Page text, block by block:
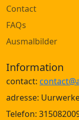
Contact
FAQs
Ausmalbilder
Information
contact:
adresse:
Telefon: